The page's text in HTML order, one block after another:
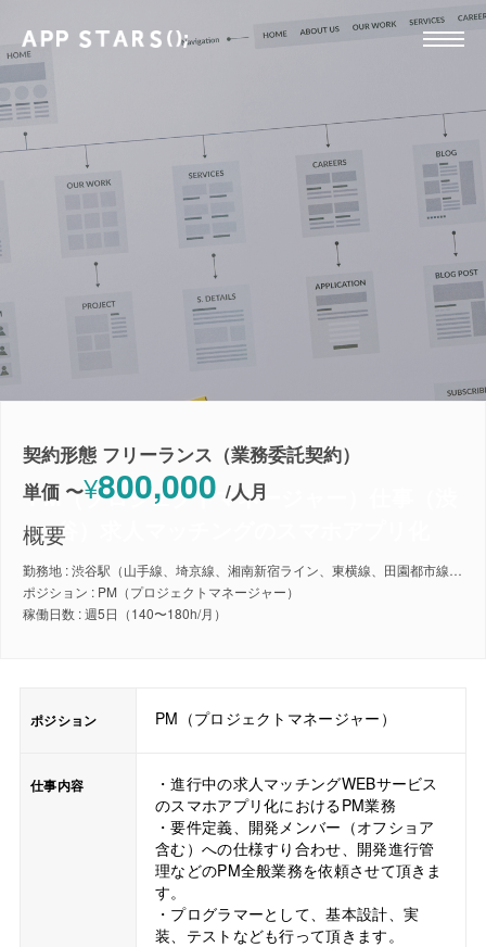
PM（プロジェクトマネージャー）仕事（渋
谷）求人マッチングのスマホアプリ化
契約形態 フリーランス（業務委託契約）
単価 〜¥800,000 /人月
概要
勤務地 : 渋谷駅（山手線、埼京線、湘南新宿ライン、東横線、田園都市線、銀座線、半蔵門線、副都心線）
ポジション : PM（プロジェクトマネージャー）
稼働日数 : 週5日（140〜180h/月）
ポジション PM（プロジェクトマネージャー）
仕事内容
・進行中の求人マッチングWEBサービス
のスマホアプリ化におけるPM業務
・要件定義、開発メンバー（オフショア
含む）への仕様すり合わせ、開発進行管
理などのPM全般業務を依頼させて頂きま
す。
・プログラマーとして、基本設計、実
装、テストなども行って頂きます。